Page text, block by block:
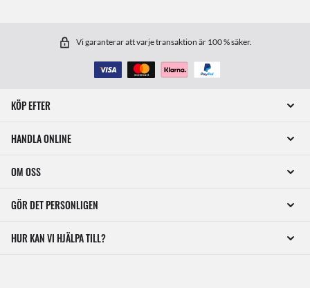
Vi garanterar att varje transaktion är 100 % säker.
KÖP EFTER
HANDLA ONLINE
OM OSS
GÖR DET PERSONLIGEN
HUR KAN VI HJÄLPA TILL?